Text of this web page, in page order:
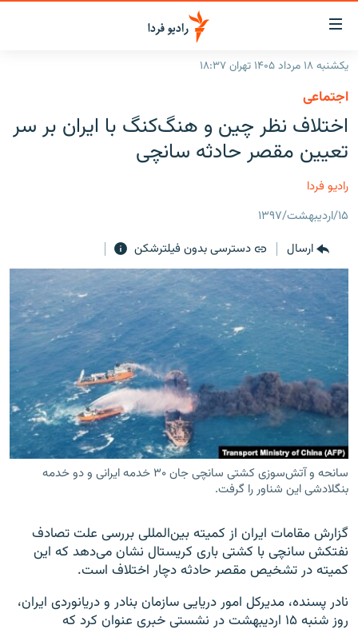
لینک‌های
قابلیت
دسترسی
بازگشت
اصلی
رفتن
به
صفحه
ایران
جهان
فرکانس‌ها
پادکست
چندرسانه‌ای
گزارش‌های تصویری
گزارش‌های ویدئویی
زنان فردا
English
به ما بپیوندید
زبان‌های دیگر
یکشنبه ۱۸ مرداد ۱۴۰۵ تهران ۱۸:۳۷
اجتماعی
اختلاف نظر چین و هنگ‌کنگ با ایران بر سر
تعیین مقصر حادثه سانچی
رادیو فردا
۱۵/اردیبهشت/۱۳۹۷
ارسال
دسترسی بدون فیلترشکن
سانحه و آتش‌سوزی کشتی سانچی جان ۳۰ خدمه ایرانی و دو خدمه
بنگلادشی این شناور را گرفت.
گزارش مقامات ایران از کمیته بین‌المللی بررسی علت تصادف
نفتکش سانچی با کشتی باری کریستال نشان می‌دهد که این
کمیته در تشخیص مقصر حادثه دچار اختلاف‌ است.
نادر پسنده، مدیرکل امور دریایی سازمان بنادر و دریانوردی ایران،
روز شنبه ۱۵ اردیبهشت در نشستی خبری عنوان کرد که